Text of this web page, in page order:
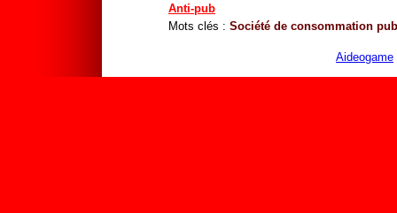
Anti-pub
Mots clés : Société de consommation
Aideogame